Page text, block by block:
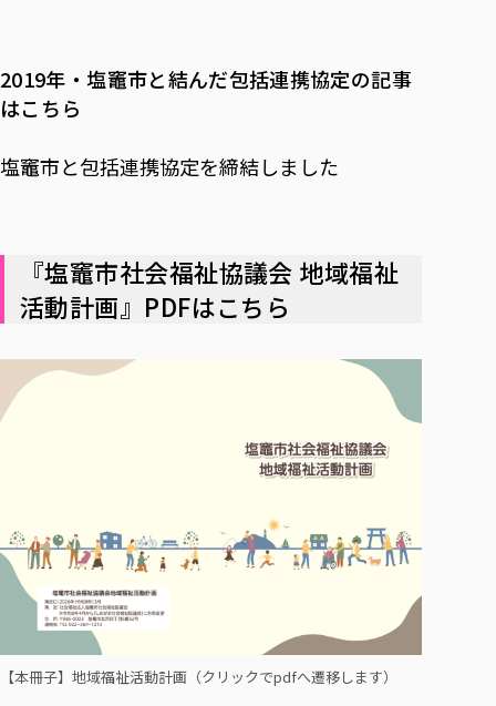
2019年・塩竈市と結んだ包括連携協定の記事
はこちら
塩竈市と包括連携協定を締結しました
『塩竈市社会福祉協議会 地域福祉
活動計画』PDFはこちら
【本冊子】地域福祉活動計画（クリックでpdfへ遷移します）